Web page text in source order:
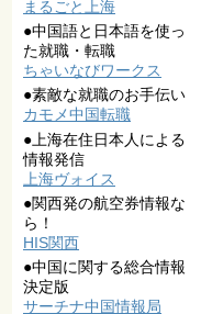
まるごと上海
●中国語と日本語を使っ
た就職・転職
ちゃいなびワークス
●素敵な就職のお手伝い
カモメ中国転職
●上海在住日本人による
情報発信
上海ヴォイス
●関西発の航空券情報な
ら！
HIS関西
●中国に関する総合情報
決定版
サーチナ中国情報局